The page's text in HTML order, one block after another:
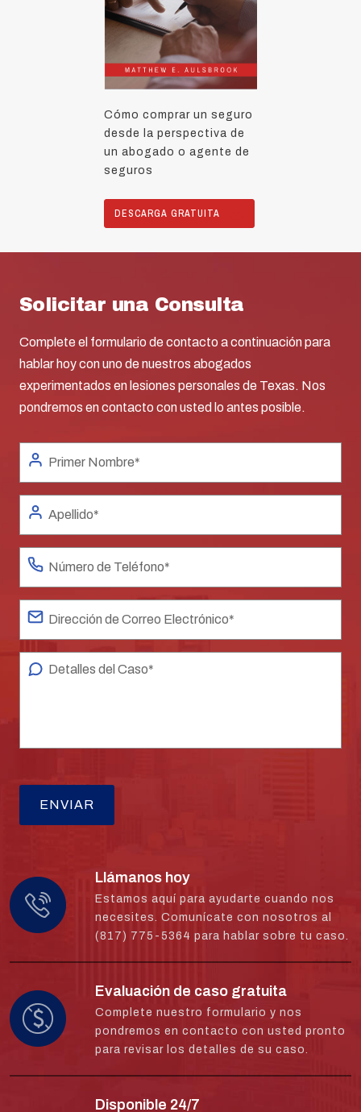
Cómo comprar un seguro
desde la perspectiva de
un abogado o agente de
seguros
DESCARGA GRATUITA
Solicitar una Consulta
Complete el formulario de contacto a continuación para
hablar hoy con uno de nuestros abogados
experimentados en lesiones personales de Texas. Nos
pondremos en contacto con usted lo antes posible.
Llámanos hoy
Estamos aquí para ayudarte cuando nos
necesites. Comunícate con nosotros al
(817) 775-5364 para hablar sobre tu caso.
Evaluación de caso gratuita
Complete nuestro formulario y nos
pondremos en contacto con usted pronto
para revisar los detalles de su caso.
Disponible 24/7